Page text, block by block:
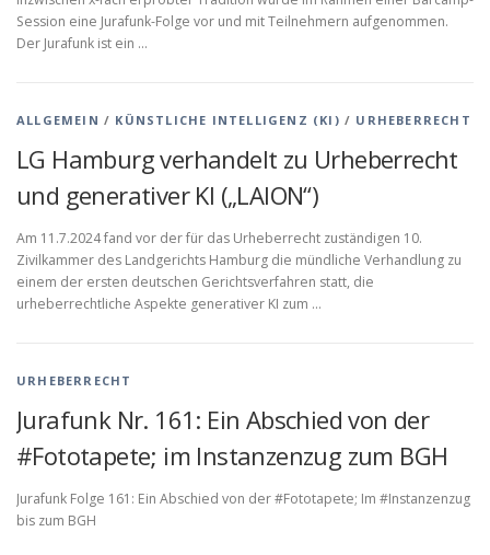
Session eine Jurafunk-Folge vor und mit Teilnehmern aufgenommen.
Der Jurafunk ist ein …
ALLGEMEIN / KÜNSTLICHE INTELLIGENZ (KI) / URHEBERRECHT
LG Hamburg verhandelt zu Urheberrecht
und generativer KI („LAION“)
Am 11.7.2024 fand vor der für das Urheberrecht zuständigen 10.
Zivilkammer des Landgerichts Hamburg die mündliche Verhandlung zu
einem der ersten deutschen Gerichtsverfahren statt, die
urheberrechtliche Aspekte generativer KI zum …
URHEBERRECHT
Jurafunk Nr. 161: Ein Abschied von der
#Fototapete; im Instanzenzug zum BGH
Jurafunk Folge 161: Ein Abschied von der #Fototapete; Im #Instanzenzug
bis zum BGH